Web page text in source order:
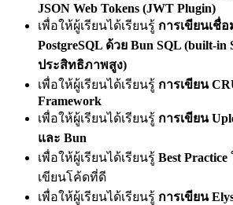
JSON Web Tokens (JWT Plugin)
เพื่อให้ผู้เรียนได้เรียนรู้ การเขียนเชื่
PostgreSQL ด้วย Bun SQL (built-in
ประสิทธิภาพสูง)
เพื่อให้ผู้เรียนได้เรียนรู้ การเขียน
Framework
เพื่อให้ผู้เรียนได้เรียนรู้ การเขียน
และ Bun
เพื่อให้ผู้เรียนได้เรียนรู้ Best Practice
เขียนโค้ดที่ดี
เพื่อให้ผู้เรียนได้เรียนรู้ การเขียน